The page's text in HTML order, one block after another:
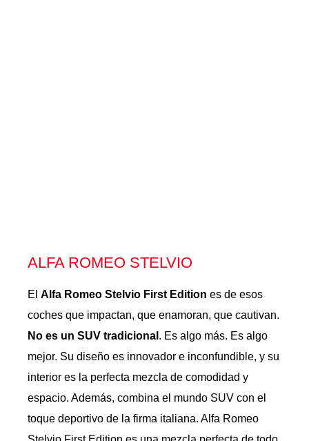
ALFA ROMEO STELVIO
El Alfa Romeo Stelvio First Edition es de esos
coches que impactan, que enamoran, que cautivan.
No es un SUV tradicional . Es algo más. Es algo
mejor. Su diseño es innovador e inconfundible, y su
interior es la perfecta mezcla de comodidad y
espacio. Además, combina el mundo SUV con el
toque deportivo de la firma italiana. Alfa Romeo